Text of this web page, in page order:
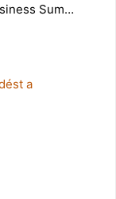
Sum…